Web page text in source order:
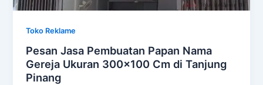
Toko Reklame
Pesan Jasa Pembuatan Papan Nama
Gereja Ukuran 300×100 Cm di Tanjung
Pinang